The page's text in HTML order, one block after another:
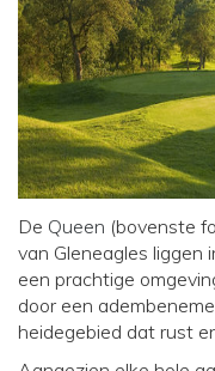
De Queen (bovenste
van Gleneagles liggen
een prachtige
door een
heidegebied dat rust